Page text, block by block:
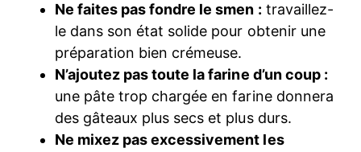
Ne faites pas fondre le smen : travaillez-
le dans son état solide pour obtenir une
préparation bien crémeuse.
N’ajoutez pas toute la farine d’un coup :
une pâte trop chargée en farine donnera
des gâteaux plus secs et plus durs.
Ne mixez pas excessivement les